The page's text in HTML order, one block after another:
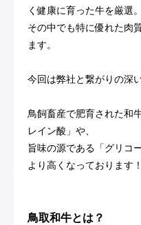
く健康に育った牛を厳選。
その中でも特に優れた肉
ます。
今回は弊社と繋がりの深
鳥飼畜産で肥育された和
レイン酸」や、
旨味の源である「グリコ
より高くなっております！
鳥取和牛とは？